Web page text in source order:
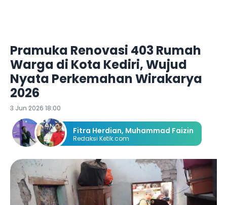
Pramuka Renovasi 403 Rumah
Warga di Kota Kediri, Wujud
Nyata Perkemahan Wirakarya
2026
3 Jun 2026 18:00
Fitra Herdian, Muhammad Faizin
Redaksi Ketik.com